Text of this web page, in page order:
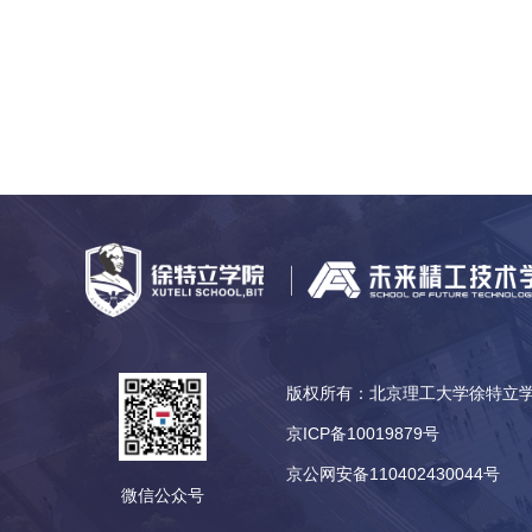
微信公众号
版权所有：北京理工大学徐特
京ICP备10019879号
京公网安备110402430044号